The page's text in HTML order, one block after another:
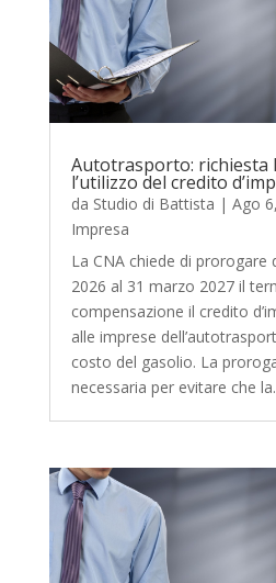
Autotrasporto: richiesta
l’utilizzo del credito
da Studio di Battista | Ago
Impresa
La CNA chiede di prorogare
2026 al 31 marzo 2027 il
compensazione il credito
alle imprese
costo del gasolio. La
necessaria per evitare che